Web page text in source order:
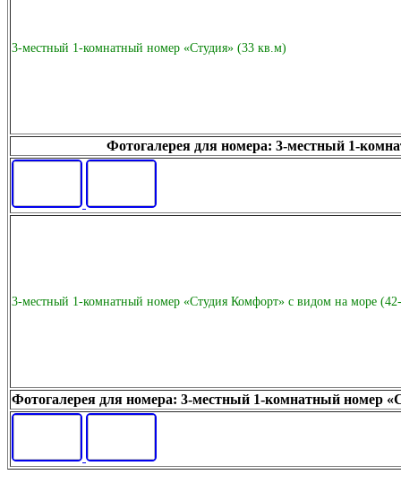
3-местный 1-комнатный номер «Студия» (33 кв.м)
Фотогалерея для номера: 3-местный 1-
3-местный 1-комнатный номер «Студия Комфорт» с видом на море
Фотогалерея для номера: 3-местный 1-комнатный номер